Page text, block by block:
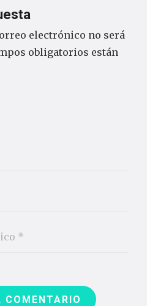
electrónico no será
obligatorios están
COMENTARIO